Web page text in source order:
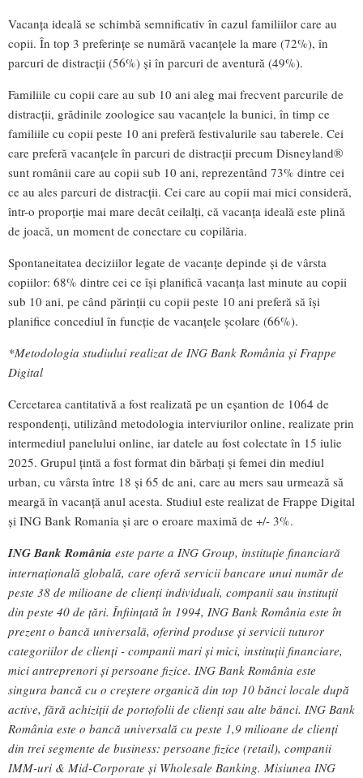
Vacanța ideală se schimbă semnificativ în cazul familiilor care au
copii. În top 3 preferințe se numără vacanțele la mare (72%), în
parcuri de distracții (56%) și în parcuri de aventură (49%).
Familiile cu copii care au sub 10 ani aleg mai frecvent parcurile de
distracții, grădinile zoologice sau vacanțele la bunici, în timp ce
familiile cu copii peste 10 ani preferă festivalurile sau taberele. Cei
care preferă vacanțele în parcuri de distracții precum Disneyland®
sunt românii care au copii sub 10 ani, reprezentând 73% dintre cei
ce au ales parcuri de distracții. Cei care au copii mai mici consideră,
într-o proporție mai mare decât ceilalți, că vacanța ideală este plină
de joacă, un moment de conectare cu copilăria.
Spontaneitatea deciziilor legate de vacanțe depinde și de vârsta
copiilor: 68% dintre cei ce își planifică vacanța last minute au copii
sub 10 ani, pe când părinții cu copii peste 10 ani preferă să își
planifice concediul în funcție de vacanțele școlare (66%).
*Metodologia studiului realizat de ING Bank România și Frappe
Digital
Cercetarea cantitativă a fost realizată pe un eșantion de 1064 de
respondenți, utilizând metodologia interviurilor online, realizate prin
intermediul panelului online, iar datele au fost colectate în 15 iulie
2025. Grupul țintă a fost format din bărbați și femei din mediul
urban, cu vârsta între 18 și 65 de ani, care au mers sau urmează să
meargă în vacanță anul acesta. Studiul este realizat de Frappe Digital
și ING Bank Romania și are o eroare maximă de +/- 3%.
ING Bank România este parte a ING Group, instituție financiară
internațională globală, care oferă servicii bancare unui număr de
peste 38 de milioane de clienți individuali, companii sau instituții
din peste 40 de țări. Înființată în 1994, ING Bank România este în
prezent o bancă universală, oferind produse și servicii tuturor
categoriilor de clienți - companii mari și mici, instituții financiare,
mici antreprenori și persoane fizice. ING Bank România este
singura bancă cu o creștere organică din top 10 bănci locale după
active, fără achiziții de portofolii de clienți sau alte bănci. ING Bank
România este o bancă universală cu peste 1,9 milioane de clienți
din trei segmente de business: persoane fizice (retail), companii
IMM-uri & Mid-Corporate și Wholesale Banking. Misiunea ING